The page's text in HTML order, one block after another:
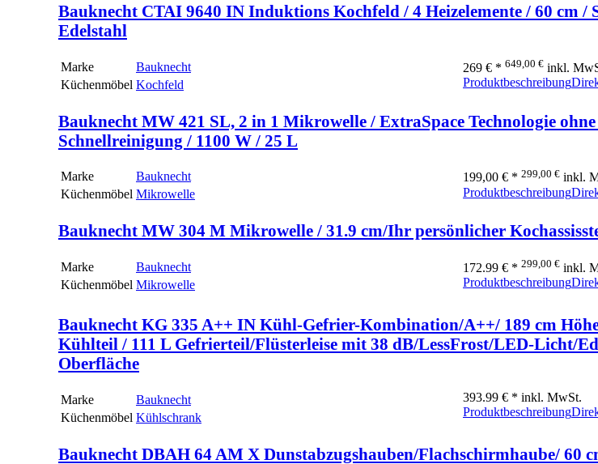
Bauknecht CTAI 9640 IN Induktions Kochfeld / 4 Heizelemente / 60 cm /
Edelstahl
Marke
Bauknecht
Küchenmöbel Kochfeld
269 € * 649,00 € inkl.
Produktbeschreibung
Bauknecht MW 421 SL, 2 in 1 Mikrowelle / ExtraSpace Technologie
Schnellreinigung / 1100 W / 25 L
Marke
Bauknecht
Küchenmöbel Mikrowelle
199,00 € * 299,00 € inkl.
Produktbeschreibung
Bauknecht MW 304 M Mikrowelle / 31.9 cm/Ihr persönlicher
Marke
Bauknecht
Küchenmöbel Mikrowelle
172.99 € * 299,00 € inkl.
Produktbeschreibung
Bauknecht KG 335 A++ IN Kühl-Gefrier-Kombination/A++/ 189 cm
Kühlteil / 111 L Gefrierteil/Flüsterleise mit 38 dB/LessFrost/LED-Licht/
Oberfläche
Marke
Bauknecht
Küchenmöbel Kühlschrank
393.99 € * inkl. MwSt.
Produktbeschreibung
Bauknecht DBAH 64 AM X Dunstabzugshauben/Flachschirmhaube/ 60